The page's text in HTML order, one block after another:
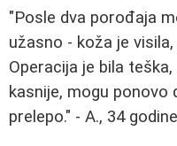
"Posle dva porođaja
užasno - koža je
Operacija je bila
kasnije, mogu ponovo
prelepo." - A., 34 godine